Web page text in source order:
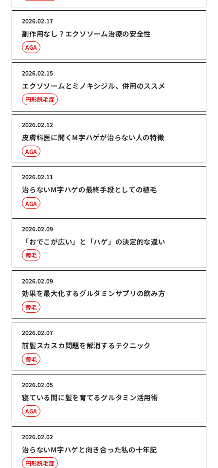
副作用なし？エクソソーム治療の安全性
2026.02.17
AGA
エクソソームとミノキシジル、併用のススメ
2026.02.15
円形脱毛症
皮膚科医に聞くM字ハゲが治らない人の特徴
2026.02.12
AGA
治らないM字ハゲの最終手段としての植毛
2026.02.11
AGA
「おでこが広い」と「ハゲ」の決定的な違い
2026.02.09
薄毛
効果を最大化するグルタミンサプリの飲み方
2026.02.09
薄毛
前髪スカスカ問題を解消するテクニック
2026.02.07
薄毛
寝ている間に髪を育てるグルタミン活用術
2026.02.05
AGA
治らないM字ハゲと向き合った私の十年記
2026.02.02
円形脱毛症